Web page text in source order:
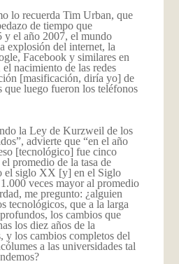
lo recuerda Tim Urban, que
de tiempo que
y el año 2007, el mundo
explosión del internet, la
Facebook y similares en
nacimiento de las redes
[masificación, diría yo] de
que luego fueron los teléfonos
la Ley de Kurzweil de los
advierte que “en el año
[tecnológico] fue cinco
promedio de la tasa de
el siglo XX [y] en el Siglo
veces mayor al promedio
me pregunto: ¿alguien
tecnológicos, que a la larga
los cambios que
los diez años de la
y los cambios completos del
a las universidades tal